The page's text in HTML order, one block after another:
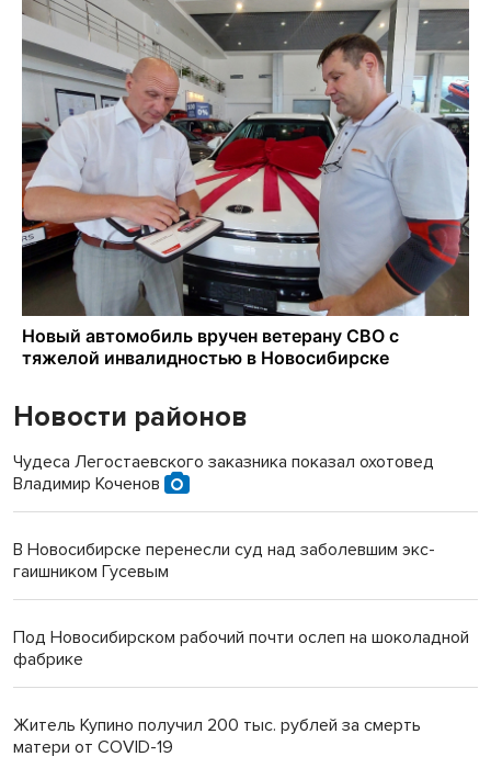
Новости районов
Чудеса Легостаевского заказника показал охотовед
Владимир Коченов
В Новосибирске перенесли суд над заболевшим экс-
гаишником Гусевым
Под Новосибирском рабочий почти ослеп на шоколадной
фабрике
Житель Купино получил 200 тыс. рублей за смерть
матери от COVID-19